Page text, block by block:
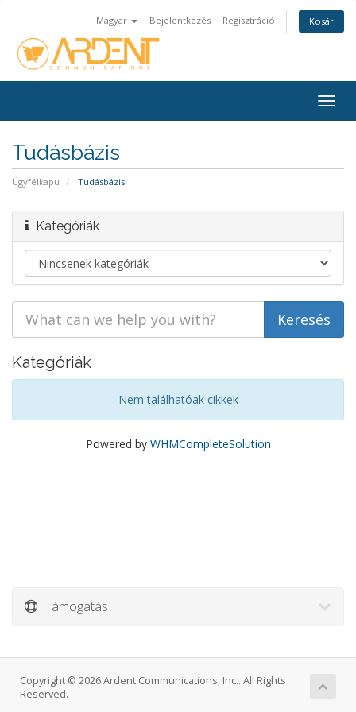
Magyar Bejelentkezés Regisztráció Kosár
Tudásbázis
Ügyfélkapu Tudásbázis
Kategóriák
Kategóriák
Nem találhatóak cikkek
Powered by WHMCompleteSolution
Támogatás
Copyright © 2026 Ardent Communications, Inc.. All Rights
Reserved.